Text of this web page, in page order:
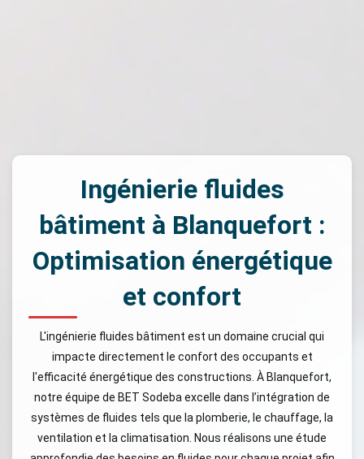
Ingénierie fluides
bâtiment à Blanquefort :
Optimisation énergétique
et confort
L'ingénierie fluides bâtiment est un domaine crucial qui
impacte directement le confort des occupants et
l'efficacité énergétique des constructions. À Blanquefort,
notre équipe de BET Sodeba excelle dans l’intégration de
systèmes de fluides tels que la plomberie, le chauffage, la
ventilation et la climatisation. Nous réalisons une étude